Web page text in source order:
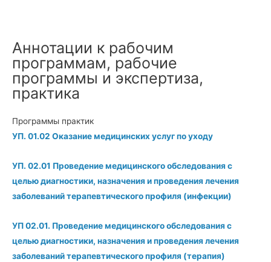
Аннотации к рабочим
программам, рабочие
программы и экспертиза,
практика
Программы практик
УП. 01.02 Оказание медицинских услуг по уходу
УП. 02.01 Проведение медицинского обследования с
целью диагностики, назначения и проведения лечения
заболеваний терапевтического профиля (инфекции)
УП 02.01. Проведение медицинского обследования с
целью диагностики, назначения и проведения лечения
заболеваний терапевтического профиля (терапия)